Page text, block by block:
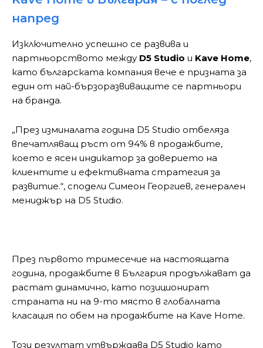
напред
Изключително успешно се развива и
партньорството между D5 Studio и Kave Home,
като българската компания вече е призната за
един от най-бързоразвиващите се партньори
на бранда.
„През изминалата година D5 Studio отбеляза
впечатляващ ръст от 94% в продажбите,
което е ясен индикатор за доверието на
клиентите и ефективната стратегия за
развитие.“, сподели Симеон Георгиев, генерален
мениджър на D5 Studio.
През първото тримесечие на настоящата
година, продажбите в България продължават да
растат динамично, като позиционират
страната ни на 9-то място в глобалната
класация по обем на продажбите на Kave Home.
Този резултат утвърждава D5 Studio като